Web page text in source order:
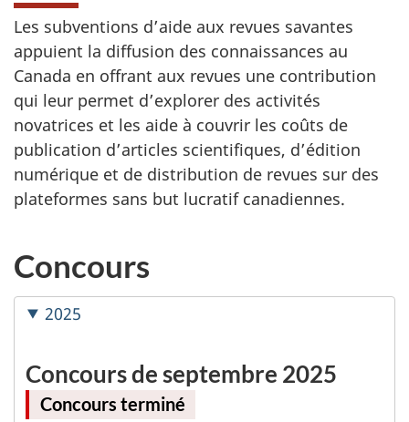
Les subventions d’aide aux revues savantes
appuient la diffusion des connaissances au
Canada en offrant aux revues une contribution
qui leur permet d’explorer des activités
novatrices et les aide à couvrir les coûts de
publication d’articles scientifiques, d’édition
numérique et de distribution de revues sur des
plateformes sans but lucratif canadiennes.
Concours
2025
Concours de septembre 2025
Concours terminé